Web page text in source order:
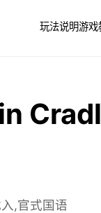
玩法说明游戏
,官式国语